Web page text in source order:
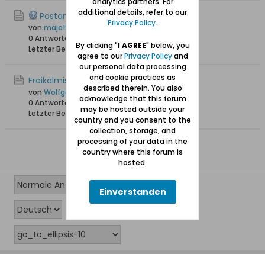
Postamt in Neukirch
von maje1909
0 Antworten
Letzter Beitrag 11.01.2012, 19:06
Freikölmisch Dorf Neukirch
von Wolfgang
0 Antworten
14.502 Hits0 Likes
Letzter Beitrag 26.08.2010, 23:36
additional details, refer to our
Privacy Policy.
By clicking "I AGREE" below, you
agree to ourPrivacy Policyand
our personal data processing
and cookie practices as
described therein. You also
acknowledge that this forum
may be hosted outside your
country and you consent to the
collection, storage, and
processing of your data in the
country where this forum is
hosted.
Einverstanden